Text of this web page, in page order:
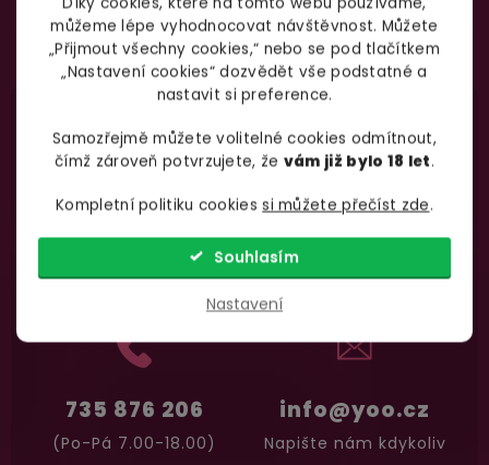
můžeme lépe vyhodnocovat návštěvnost. Můžete
„Přijmout všechny cookies,“ nebo se pod tlačítkem
„Nastavení cookies“ dozvědět vše podstatné a
nastavit si preference.
Samozřejmě můžete volitelné cookies odmítnout,
čímž zároveň potvrzujete, že vám již bylo 18 let.
Kompletní politiku cookiessi můžete přečíst zde.
Nastavení
Souhlasím
Garance vrácení peněz
30 dnína bezplatné vrácení zboží
Vložením e-mailu souhlasíte spodmínkami ochrany
osobních údajů
se
info@yoo.cz
Napište nám kdykoliv
735 876 206
(Po-Pá 7.00-18.00)
Nevíte si radys výběrem zboží?
Zavolejte Jolaně